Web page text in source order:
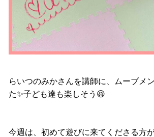
らいつのみかさんを講師に、ムーブメ
た✨子ども達も楽しそう😆
今週は、初めて遊びに来てくださる方